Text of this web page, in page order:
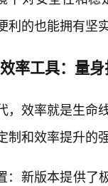
利的也能拥有坚
率工具：量
，效率就是生命
制和效率提升的
：新版本提供了